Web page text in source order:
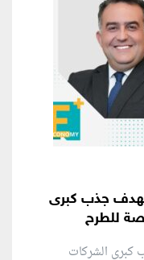
جذب كبرى
للطرح
الشركات